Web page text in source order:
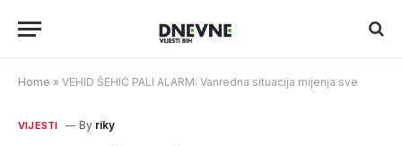
Home » VEHID ŠEHIĆ PALI ALARM: Vanredna situacija mijenja sve
VIJESTI By riky